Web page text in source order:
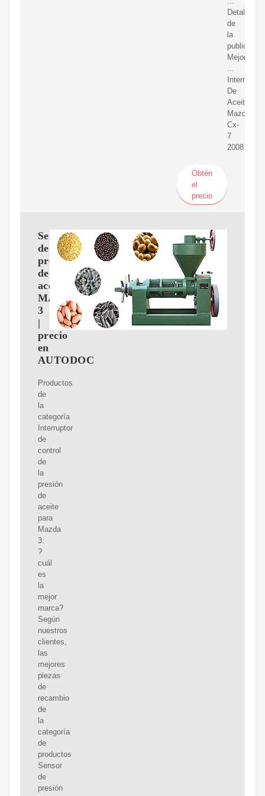
Detalles
de
la
Mejores
Interruptor
De
Aceite
Mazda
Cx-
7
2008
Obtén
el
precio
Sensor
de
presión
de
aceite
MAZDA
3
|
precio
en
AUTODOC
Productos
de
la
categoría
Interruptor
de
control
de
la
presión
de
aceite
para
Mazda
3:
?
cuál
es
la
mejor
marca?
Según
nuestros
clientes,
las
mejores
piezas
de
recambio
de
la
categoría
de
productos
Sensor
de
presión